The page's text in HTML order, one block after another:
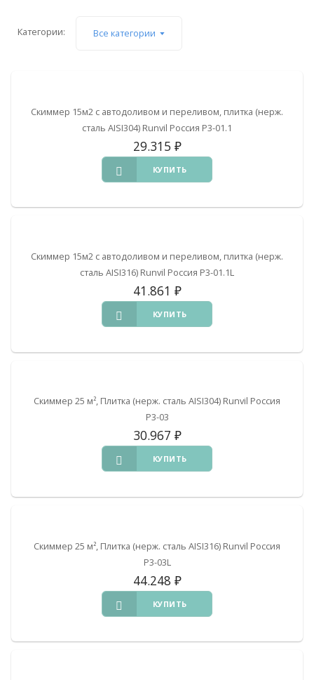
Категории: Все категории
Скиммер 15м2 с автодоливом и переливом, плитка (нерж.
сталь AISI304) Runvil Россия Р3-01.1
29.315 ₽
КУПИТЬ
Скиммер 15м2 с автодоливом и переливом, плитка (нерж.
сталь AISI316) Runvil Россия Р3-01.1L
41.861 ₽
КУПИТЬ
Скиммер 25 м², Плитка (нерж. сталь AISI304) Runvil Россия
Р3-03
30.967 ₽
КУПИТЬ
Скиммер 25 м², Плитка (нерж. сталь AISI316) Runvil Россия
Р3-03L
44.248 ₽
КУПИТЬ